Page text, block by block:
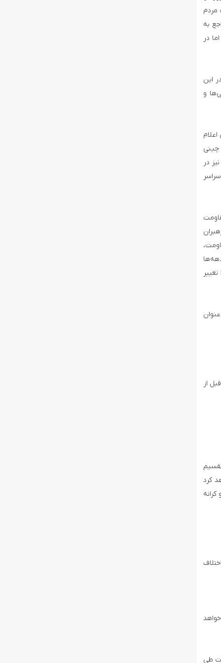
مردم
به
در
این
و
چینی
در
مقاومت
اقتصادی منامه در بحرین ارائه شد. براساس طرحی که ۲ روز قبل از
دلار ایجاد خواهد کرد
غزه و کرانه
مورد اختلاف
باختری که کمتر از ۴۰ درصد آن است طی